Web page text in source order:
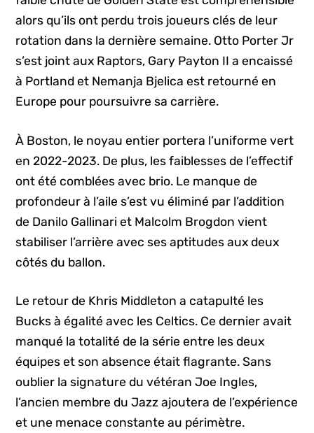
alors qu’ils ont perdu trois joueurs clés de leur
rotation dans la dernière semaine. Otto Porter Jr
s’est joint aux Raptors, Gary Payton II a encaissé
à Portland et Nemanja Bjelica est retourné en
Europe pour poursuivre sa carrière.
À Boston, le noyau entier portera l’uniforme vert
en 2022-2023. De plus, les faiblesses de l’effectif
ont été comblées avec brio. Le manque de
profondeur à l’aile s’est vu éliminé par l’addition
de Danilo Gallinari et Malcolm Brogdon vient
stabiliser l’arrière avec ses aptitudes aux deux
côtés du ballon.
Le retour de Khris Middleton a catapulté les
Bucks à égalité avec les Celtics. Ce dernier avait
manqué la totalité de la série entre les deux
équipes et son absence était flagrante. Sans
oublier la signature du vétéran Joe Ingles,
l’ancien membre du Jazz ajoutera de l’expérience
et une menace constante au périmètre.